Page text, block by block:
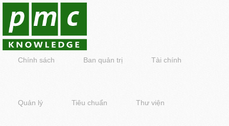
Chính sách Ban quản trị Tài chính
Quản lý Tiêu chuẩn Thư viện